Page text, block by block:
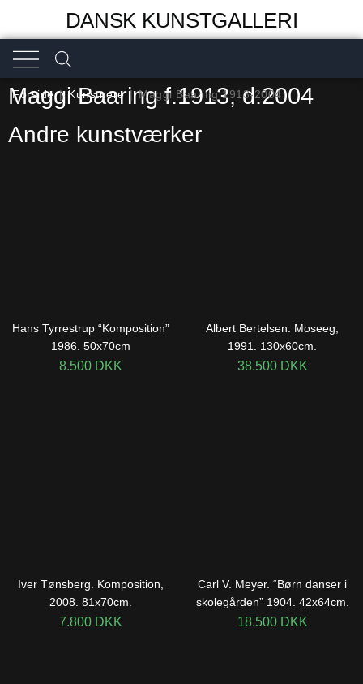
DANSK KUNSTGALLERI
Forside|Kunstnere|Maggi Baaring 1913-2004
Maggi Baaring f.1913, d.2004
Andre kunstværker
Hans Tyrrestrup “Komposition”
1986. 50x70cm
8.500 DKK
Albert Bertelsen. Moseeg,
1991. 130x60cm.
38.500 DKK
Iver Tønsberg. Komposition,
2008. 81x70cm.
7.800 DKK
Carl V. Meyer. “Børn danser i
skolegården” 1904. 42x64cm.
18.500 DKK